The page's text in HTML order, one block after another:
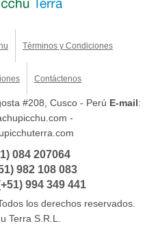
Términos y Condiciones
Contáctenos
#208, Cusco - Perú E-mail:
-
084 207064
982 108 083
994 349 441
los derechos reservados.
Terra S.R.L.